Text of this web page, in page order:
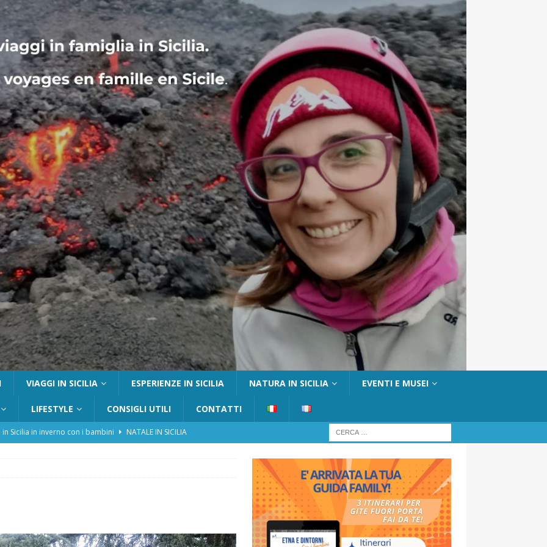
VIAGGI IN SICILIA ESPERIENZE IN SICILIA NATURA IN SICILIA EVENTI E MUSEI
LIFESTYLE CONSIGLI UTILI CONTATTI
in Sicilia in inverno con i bambini
NATALE IN SICILIA
con bambini: guida completa su come arrivare,